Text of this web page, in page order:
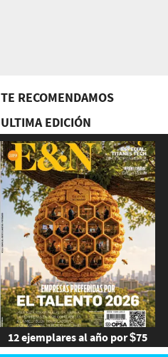
TE RECOMENDAMOS
ULTIMA EDICIÓN
12 ejemplares al año por $75